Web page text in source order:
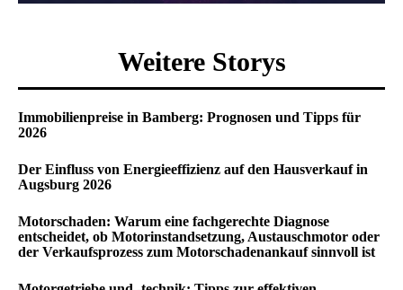
Weitere Storys
Immobilienpreise in Bamberg: Prognosen und Tipps für
2026
Der Einfluss von Energieeffizienz auf den Hausverkauf in
Augsburg 2026
Motorschaden: Warum eine fachgerechte Diagnose
entscheidet, ob Motorinstandsetzung, Austauschmotor oder
der Verkaufsprozess zum Motorschadenankauf sinnvoll ist